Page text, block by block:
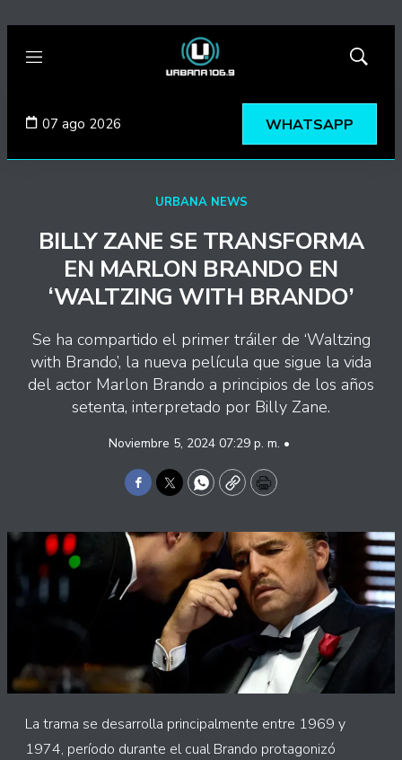
Menú
Mostrar
07 ago 2026 WHATSAPP
URBANA NEWS
BILLY ZANE SE TRANSFORMA
EN MARLON BRANDO EN
‘WALTZING WITH BRANDO’
Se ha compartido el primer tráiler de ‘Waltzing
with Brando’, la nueva película que sigue la vida
del actor Marlon Brando a principios de los años
setenta, interpretado por Billy Zane.
Noviembre 5, 2024 07:29 p. m. •
Facebook
TwitterWhatsApp
CopyPrint
La trama se desarrolla principalmente entre 1969 y
1974, período durante el cual Brando protagonizó